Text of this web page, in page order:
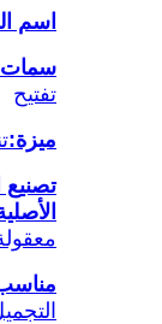
اسم
تفتيح
ميزة:
تصنيع